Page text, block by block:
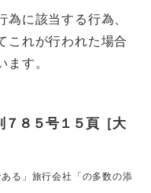
に該当する行為、
これが行われた場合
ます。
７８５号１５頁［大
る」旅行会社「の多数の添